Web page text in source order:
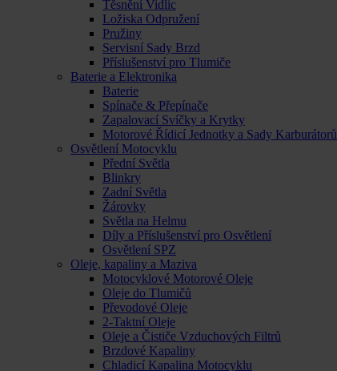
Těsnění Vidlic
Ložiska Odpružení
Pružiny
Servisní Sady Brzd
Příslušenství pro Tlumiče
Baterie a Elektronika
Baterie
Spínače & Přepínače
Zapalovací Svíčky a Krytky
Motorové Řídicí Jednotky a Sady Karburátorů
Osvětlení Motocyklu
Přední Světla
Blinkry
Zadní Světla
Žárovky
Světla na Helmu
Díly a Příslušenství pro Osvětlení
Osvětlení SPZ
Oleje, kapaliny a Maziva
Motocyklové Motorové Oleje
Oleje do Tlumičů
Převodové Oleje
2-Taktní Oleje
Oleje a Čističe Vzduchových Filtrů
Brzdové Kapaliny
Chladicí Kapalina Motocyklu